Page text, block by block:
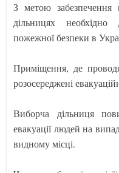
З метою
дільницях
пожежної безпеки в
Приміщення, де
розосереджені
Виборча дільниця
евакуації людей на
видному місці.